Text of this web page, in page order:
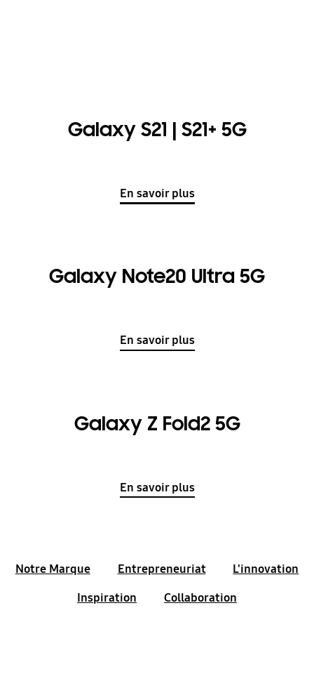
Galaxy S21 | S21+ 5G
En savoir plus
Galaxy Note20 Ultra 5G
En savoir plus
Galaxy Z Fold2 5G
En savoir plus
Notre Marque Entrepreneuriat
L'innovation
Inspiration
Collaboration